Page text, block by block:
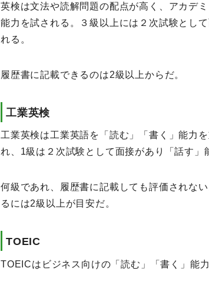
英検は文法や読解問題の配点が高く、アカデ
能力を試される。３級以上には２次試験とし
れる。
履歴書に記載できるのは2級以上からだ。
工業英検
工業英検は工業英語を「読む」「書く」能力
れ、1級は２次試験として面接があり「話す」
何級であれ、履歴書に記載しても評価されな
るには2級以上が目安だ。
TOEIC
TOEICはビジネス向けの「読む」「書く」能力